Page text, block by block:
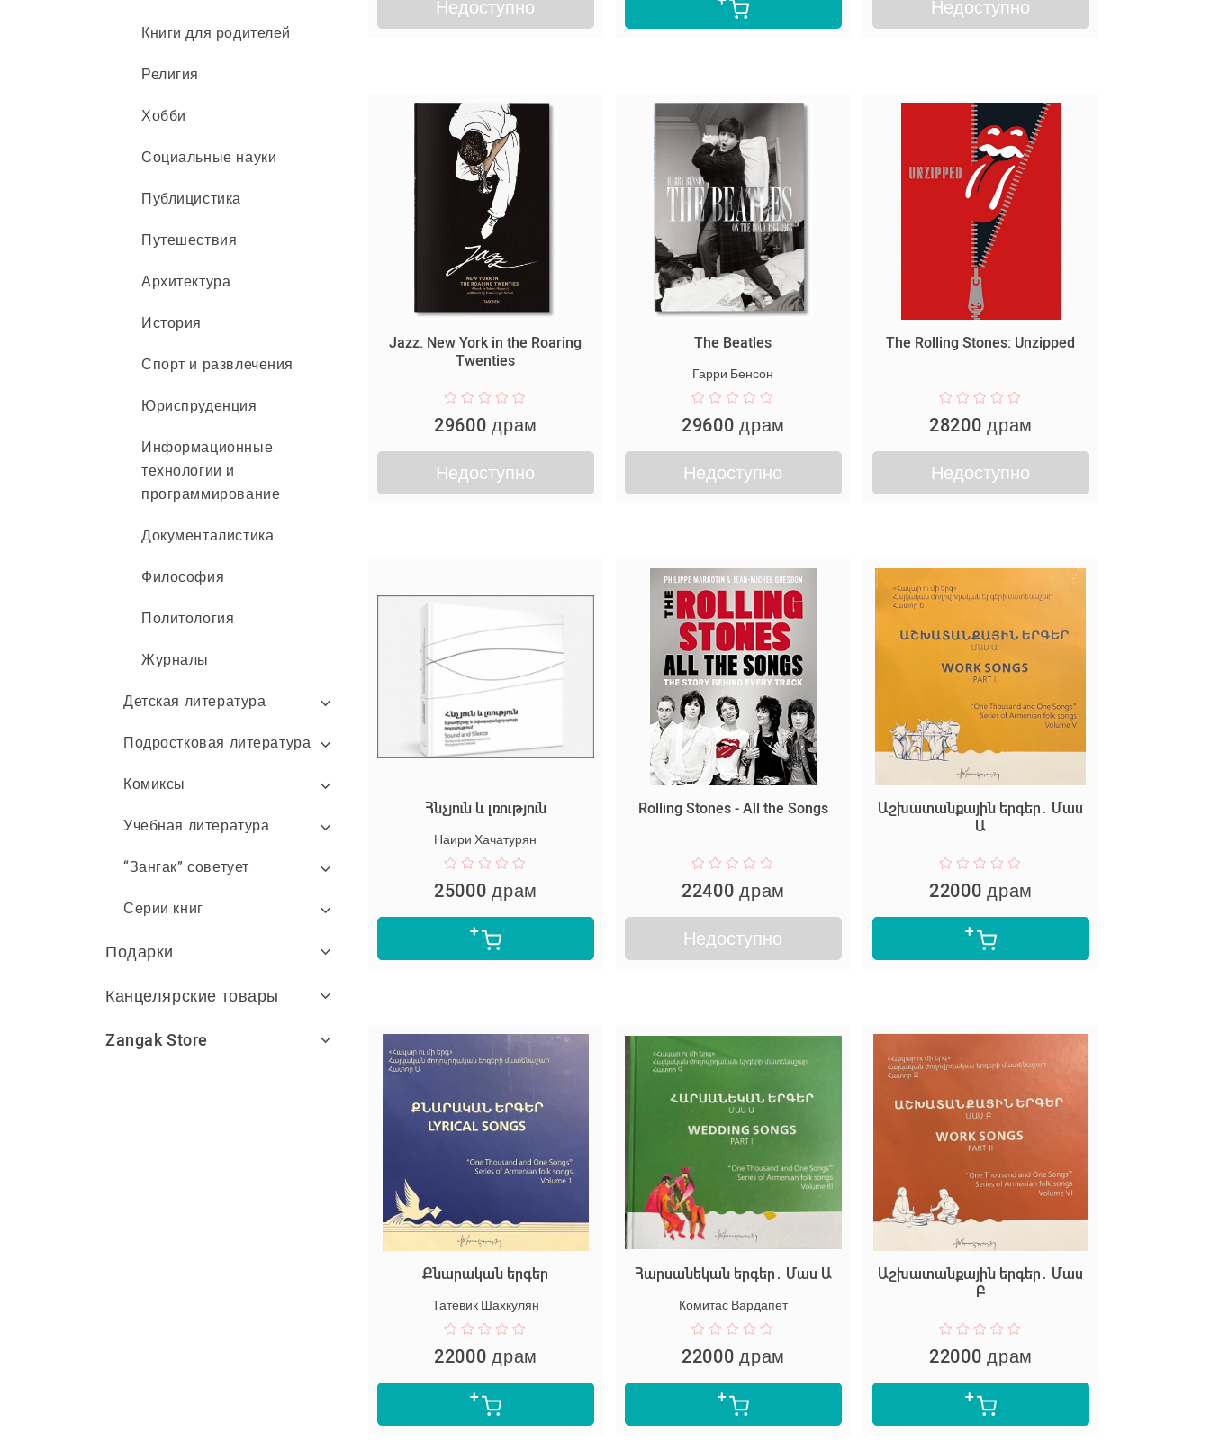
Книги для родителей
Религия
Хобби
Социальные науки
Публицистика
Путешествия
Архитектура
История
Спорт и развлечения
Юриспруденция
Информационные
технологии и
программирование
Документалистика
Философия
Политология
Журналы
Детская литература
Подростковая литература
Комиксы
Учебная литература
“Зангак” советует
Серии книг
Подарки
Канцелярские товары
Zangak Store
Недоступно Недоступно
Jazz. New York in the Roaring
Twenties
29600 драм
Недоступно
The Beatles
Гарри Бенсон
29600 драм
Недоступно
The Rolling Stones: Unzipped
28200 драм
Недоступно
Հնչյուն և լռություն
Наири Хачатурян
25000 драм
Rolling Stones - All the Songs
22400 драм
Недоступно
Աշխատանքային երգեր․ Մաս
Ա
22000 драм
Քնարական երգեր
Татевик Шахкулян
22000 драм
Հարսանեկան երգեր․ Մաս Ա
Комитас Вардапет
22000 драм
Աշխատանքային երգեր․ Մաս
Բ
22000 драм